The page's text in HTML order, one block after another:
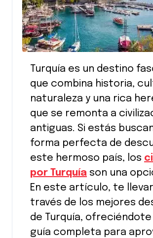
Turquía es un destino
que combina historia,
naturaleza y una rica
que se remonta a
antiguas. Si estás
forma perfecta de
este hermoso país, los
por Turquía son una
En este artículo, te
través de los mejores
de Turquía, ofreciéndote
guía completa para